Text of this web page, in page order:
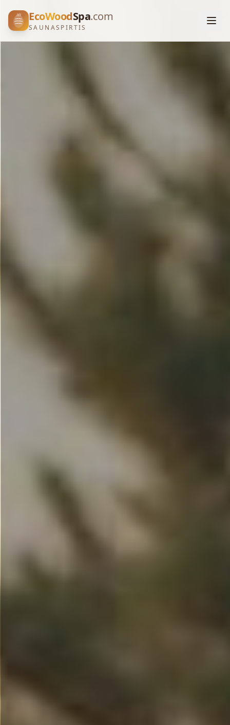
EcoWoodSpa.com
SAUNASPIRTIS